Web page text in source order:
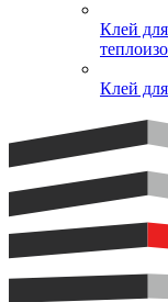
Клей для
Клей